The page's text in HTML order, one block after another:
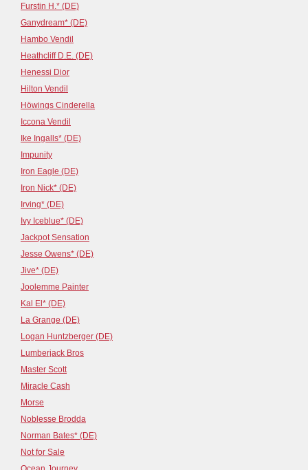
Furstin H.* (DE)
Ganydream* (DE)
Hambo Vendil
Heathcliff D.E. (DE)
Henessi Dior
Hilton Vendil
Höwings Cinderella
Iccona Vendil
Ike Ingalls* (DE)
Impunity
Iron Eagle (DE)
Iron Nick* (DE)
Irving* (DE)
Ivy Iceblue* (DE)
Jackpot Sensation
Jesse Owens* (DE)
Jive* (DE)
Joolemme Painter
Kal El* (DE)
La Grange (DE)
Logan Huntzberger (DE)
Lumberjack Bros
Master Scott
Miracle Cash
Morse
Noblesse Brodda
Norman Bates* (DE)
Not for Sale